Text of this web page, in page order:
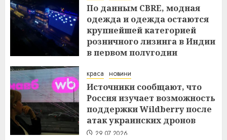
По данным CBRE, модная
одежда и одежда остаются
крупнейшей категорией
розничного лизинга в Индии
в первом полугодии
краса новини
Источники сообщают, что
Россия изучает возможность
поддержки Wildberry после
атак украинских дронов
29.07.2026